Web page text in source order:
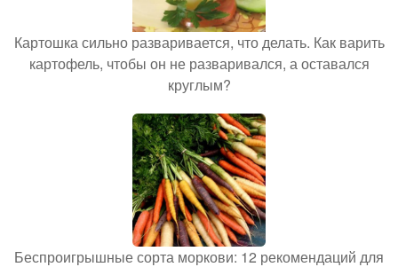
Картошка сильно разваривается, что делать. Как варить
картофель, чтобы он не разваривался, а оставался
круглым?
Беспроигрышные сорта моркови: 12 рекомендаций для